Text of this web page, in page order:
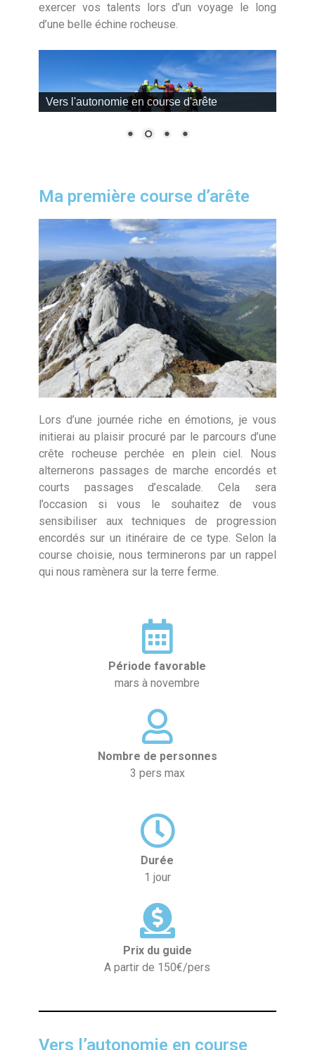
exercer vos talents lors d’un voyage le long
d’une belle échine rocheuse.
Vers l'autonomie en course d'arête
Ma première course d’arête
Lors d’une journée riche en émotions, je vous
initierai au plaisir procuré par le parcours d’une
crête rocheuse perchée en plein ciel. Nous
alternerons passages de marche encordés et
courts passages d’escalade. Cela sera
l’occasion si vous le souhaitez de vous
sensibiliser aux techniques de progression
encordés sur un itinéraire de ce type. Selon la
course choisie, nous terminerons par un rappel
qui nous ramènera sur la terre ferme.
Période favorable
mars à novembre
Nombre de personnes
3 pers max
Durée
1 jour
Prix du guide
A partir de 150€/pers
Vers l’autonomie en course